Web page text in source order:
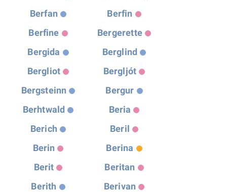
Berfan
Berfin
Berfine
Bergerette
Bergida
Berglind
Bergliot
Bergljót
Bergsteinn
Bergur
Berhtwald
Beria
Berich
Beril
Berin
Berina
Berit
Beritan
Berith
Berivan